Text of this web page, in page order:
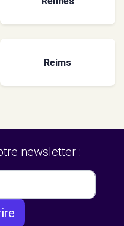
Reims
newsletter :